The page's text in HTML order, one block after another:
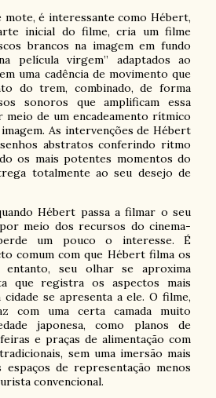
mote, é interessante como Hébert,
inicial do filme, cria um filme
brancos na imagem em fundo
película virgem” adaptados ao
uma cadência de movimento que
do trem, combinado, de forma
sonoros que amplificam essa
de um encadeamento rítmico
As intervenções de Hébert
abstratos conferindo ritmo
os mais potentes momentos do
totalmente ao seu desejo de
Hébert passa a filmar o seu
meio dos recursos do cinema-
um pouco o interesse. É
comum com que Hébert filma os
entanto, seu olhar se aproxima
que registra os aspectos mais
se apresenta a ele. O filme,
com uma certa camada muito
japonesa, como planos de
e praças de alimentação com
sem uma imersão mais
de representação menos
convencional.